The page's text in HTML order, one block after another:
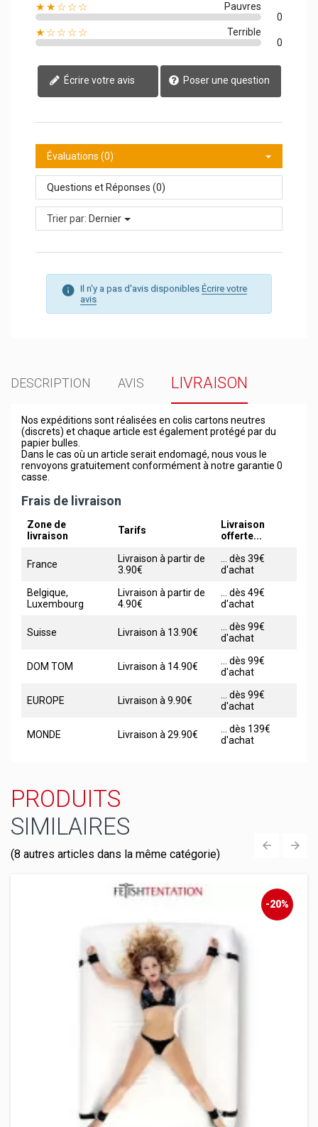
★★☆☆☆
Pauvres
0
★☆☆☆☆
Terrible
0
Écrire votre avis Poser une question
Évaluations (0)
Questions et Réponses (0)
Trier par: Dernier
Il n'y a pas d'avis disponibles Écrire votre
avis
DESCRIPTION AVIS LIVRAISON
Nos expéditions sont réalisées en colis cartons neutres
(discrets) et chaque article est également protégé par du
papier bulles.
Dans le cas où un article serait endomagé, nous vous le
renvoyons gratuitement conformément à notre garantie 0
casse.
Frais de livraison
Zone de
livraison
Tarifs
Livraison
offerte...
France
Livraison à partir de
3.90€
... dès 39€
d'achat
Belgique,
Luxembourg
Livraison à partir de
4.90€
... dès 49€
d'achat
Suisse Livraison à 13.90€
... dès 99€
d'achat
DOM TOM Livraison à 14.90€
... dès 99€
d'achat
EUROPE Livraison à 9.90€
... dès 99€
d'achat
MONDE Livraison à 29.90€
... dès 139€
d'achat
PRODUITS
SIMILAIRES
(8 autres articles dans la même catégorie)
-20%